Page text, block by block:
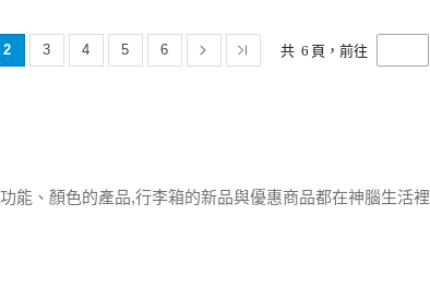
2 3 4 5 6 共 6 頁，前往
能、顏色的產品,行李箱的新品與優惠商品都在神腦生活裡